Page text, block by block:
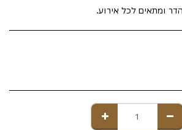
ומתאים לכל אירוע.